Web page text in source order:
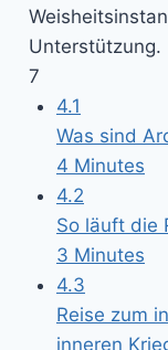
Unterstützung.
7
4.1
Was sind
4 Minutes
4.2
So läuft die
3 Minutes
4.3
Reise zum
inneren